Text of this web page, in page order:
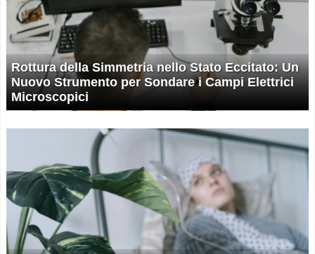
Rottura della Simmetria nello Stato Eccitato: Un
Nuovo Strumento per Sondare i Campi Elettrici
Microscopici